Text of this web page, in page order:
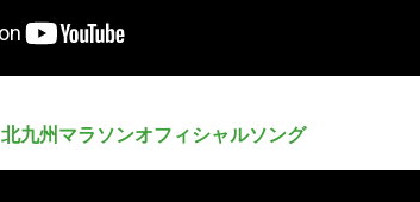
北九州マラソンオフィシャルソング